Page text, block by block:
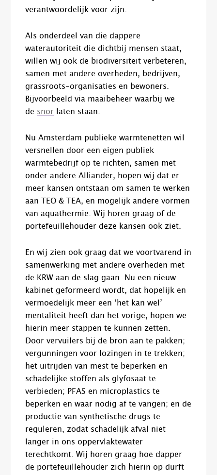
verantwoordelijk voor zijn.
Als onderdeel van die dappere
waterautoriteit die dichtbij mensen staat,
willen wij ook de biodiversiteit verbeteren,
samen met andere overheden, bedrijven,
grassroots-organisaties en bewoners.
Bijvoorbeeld via maaibeheer waarbij we
de snor laten staan.
Nu Amsterdam publieke warmtenetten wil
versnellen door een eigen publiek
warmtebedrijf op te richten, samen met
onder andere Alliander, hopen wij dat er
meer kansen ontstaan om samen te werken
aan TEO & TEA, en mogelijk andere vormen
van aquathermie. Wij horen graag of de
portefeuillehouder deze kansen ook ziet.
En wij zien ook graag dat we voortvarend in
samenwerking met andere overheden met
de KRW aan de slag gaan. Nu een nieuw
kabinet geformeerd wordt, dat hopelijk en
vermoedelijk meer een ‘het kan wel’
mentaliteit heeft dan het vorige, hopen we
hierin meer stappen te kunnen zetten.
Door vervuilers bij de bron aan te pakken;
vergunningen voor lozingen in te trekken;
het uitrijden van mest te beperken en
schadelijke stoffen als glyfosaat te
verbieden; PFAS en microplastics te
beperken en waar nodig af te vangen; en de
productie van synthetische drugs te
reguleren, zodat schadelijk afval niet
langer in ons oppervlaktewater
terechtkomt. Wij horen graag hoe dapper
de portefeuillehouder zich hierin op durft